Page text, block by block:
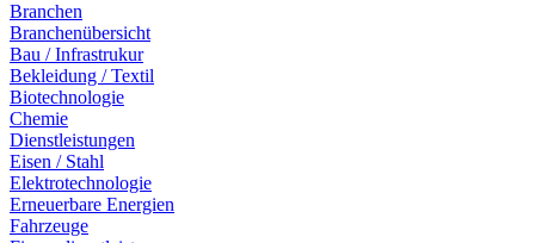
Branchen
Branchenübersicht
Bau / Infrastrukur
Bekleidung / Textil
Biotechnologie
Chemie
Dienstleistungen
Eisen / Stahl
Elektrotechnologie
Erneuerbare Energien
Fahrzeuge